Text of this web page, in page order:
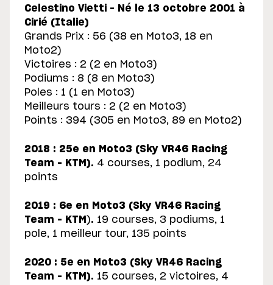
Celestino Vietti – Né le 13 octobre 2001 à
Cirié (Italie)
Grands Prix : 56 (38 en Moto3, 18 en
Moto2)
Victoires : 2 (2 en Moto3)
Podiums : 8 (8 en Moto3)
Poles : 1 (1 en Moto3)
Meilleurs tours : 2 (2 en Moto3)
Points : 394 (305 en Moto3, 89 en Moto2)
2018 : 25e en Moto3 (Sky VR46 Racing
Team – KTM). 4 courses, 1 podium, 24
points
2019 : 6e en Moto3 (Sky VR46 Racing
Team – KTM ). 19 courses, 3 podiums, 1
pole, 1 meilleur tour, 135 points
2020 : 5e en Moto3 (Sky VR46 Racing
Team – KTM). 15 courses, 2 victoires, 4